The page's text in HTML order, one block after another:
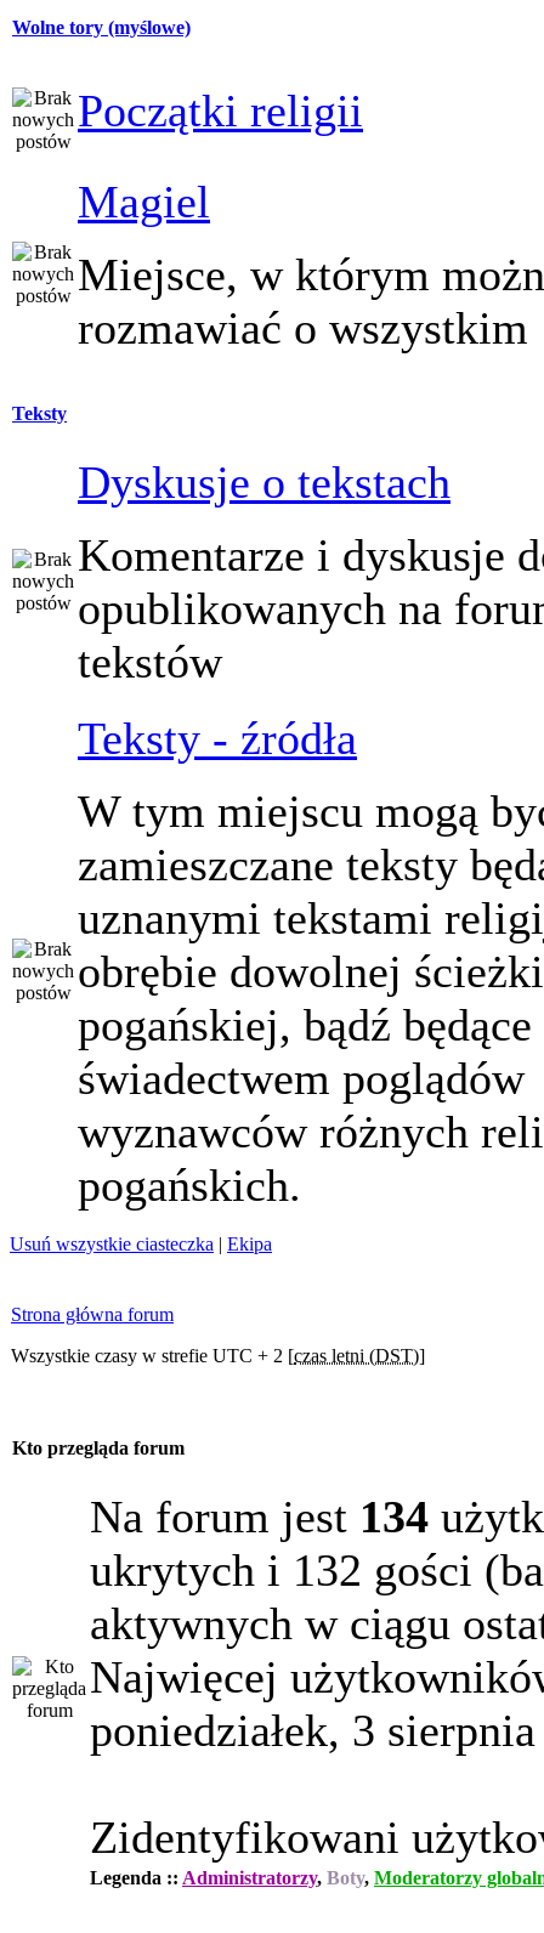
Wolne tory (myślowe)
Początki religii
Magiel
Miejsce, w którym
rozmawiać o wszystkim
Teksty
Dyskusje o tekstach
Komentarze i dyskusje
opublikowanych na
tekstów
Teksty - źródła
W tym miejscu mogą
zamieszczane teksty
uznanymi tekstami
obrębie dowolnej ścieżki
pogańskiej, bądź będące
świadectwem poglądów
wyznawców różnych
pogańskich.
Usuń wszystkie ciasteczka | Ekipa
Strona główna forum
Wszystkie czasy w strefie UTC + 2 [czas letni (DST)]
Kto przegląda forum
Na forum jest 134
ukrytych i 132 gości
aktywnych w ciągu
Najwięcej
poniedziałek, 3
Zidentyfikowani
Legenda :: Administratorzy, Boty, Moderatorzy